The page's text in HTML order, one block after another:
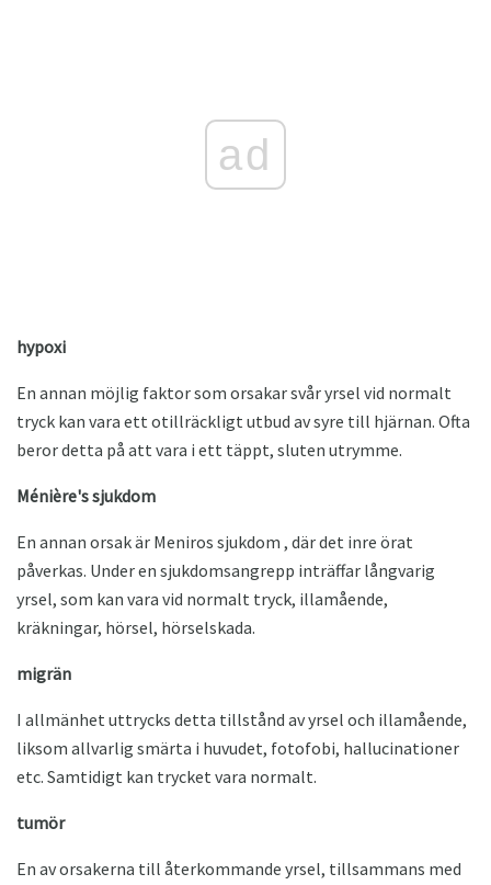
ad
hypoxi
En annan möjlig faktor som orsakar svår yrsel vid normalt
tryck kan vara ett otillräckligt utbud av syre till hjärnan. Ofta
beror detta på att vara i ett täppt, sluten utrymme.
Ménière's sjukdom
En annan orsak är Meniros sjukdom , där det inre örat
påverkas. Under en sjukdomsangrepp inträffar långvarig
yrsel, som kan vara vid normalt tryck, illamående,
kräkningar, hörsel, hörselskada.
migrän
I allmänhet uttrycks detta tillstånd av yrsel och illamående,
liksom allvarlig smärta i huvudet, fotofobi, hallucinationer
etc. Samtidigt kan trycket vara normalt.
tumör
En av orsakerna till återkommande yrsel, tillsammans med